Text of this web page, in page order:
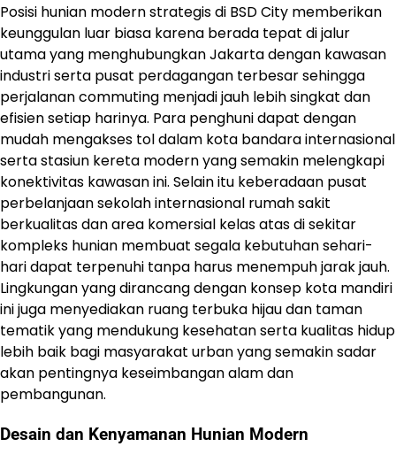
Posisi hunian modern strategis di BSD City memberikan
keunggulan luar biasa karena berada tepat di jalur
utama yang menghubungkan Jakarta dengan kawasan
industri serta pusat perdagangan terbesar sehingga
perjalanan commuting menjadi jauh lebih singkat dan
efisien setiap harinya. Para penghuni dapat dengan
mudah mengakses tol dalam kota bandara internasional
serta stasiun kereta modern yang semakin melengkapi
konektivitas kawasan ini. Selain itu keberadaan pusat
perbelanjaan sekolah internasional rumah sakit
berkualitas dan area komersial kelas atas di sekitar
kompleks hunian membuat segala kebutuhan sehari-
hari dapat terpenuhi tanpa harus menempuh jarak jauh.
Lingkungan yang dirancang dengan konsep kota mandiri
ini juga menyediakan ruang terbuka hijau dan taman
tematik yang mendukung kesehatan serta kualitas hidup
lebih baik bagi masyarakat urban yang semakin sadar
akan pentingnya keseimbangan alam dan
pembangunan.
Desain dan Kenyamanan Hunian Modern